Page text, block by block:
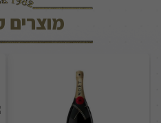
מוצרים